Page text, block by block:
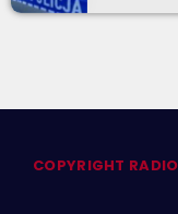
COPYRIGHT